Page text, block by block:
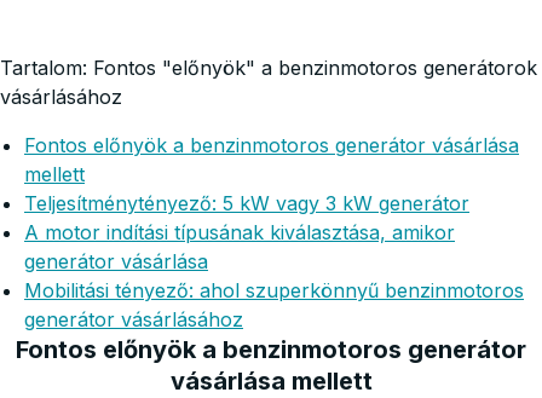
Tartalom: Fontos "előnyök" a benzinmotoros generátorok
vásárlásához
Fontos előnyök a benzinmotoros generátor vásárlása
mellett
Teljesítménytényező: 5 kW vagy 3 kW generátor
A motor indítási típusának kiválasztása, amikor
generátor vásárlása
Mobilitási tényező: ahol szuperkönnyű benzinmotoros
generátor vásárlásához
Fontos előnyök a benzinmotoros generátor
vásárlása mellett